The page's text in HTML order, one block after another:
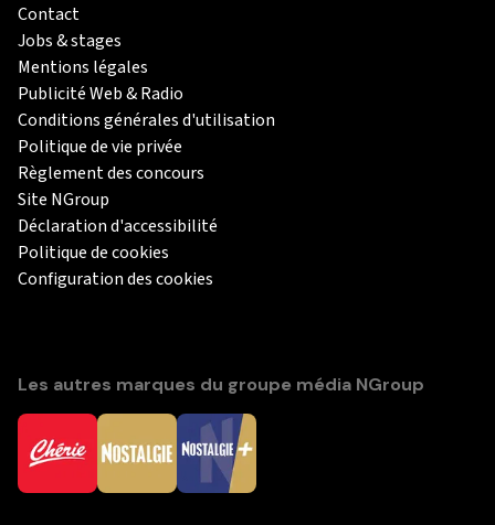
Contact
Jobs & stages
Mentions légales
Publicité Web & Radio
Conditions générales d'utilisation
Politique de vie privée
Règlement des concours
Site NGroup
Déclaration d'accessibilité
Politique de cookies
Configuration des cookies
Les autres marques du groupe média NGroup